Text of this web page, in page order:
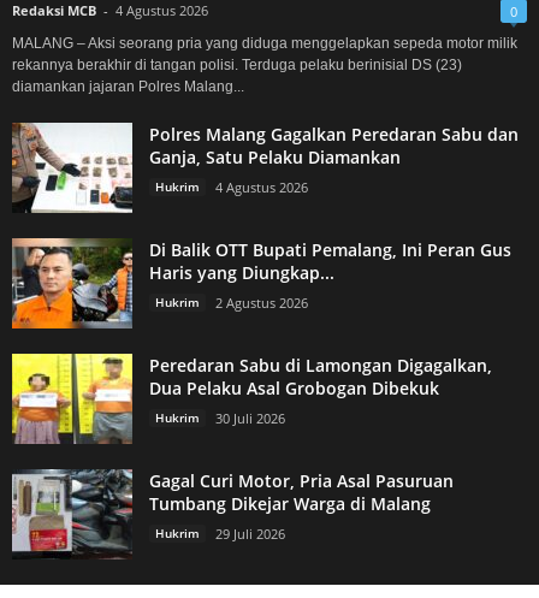
Redaksi MCB - 4 Agustus 2026 0
MALANG – Aksi seorang pria yang diduga menggelapkan sepeda motor milik
rekannya berakhir di tangan polisi. Terduga pelaku berinisial DS (23)
diamankan jajaran Polres Malang...
Polres Malang Gagalkan Peredaran Sabu dan
Ganja, Satu Pelaku Diamankan
Hukrim 4 Agustus 2026
Di Balik OTT Bupati Pemalang, Ini Peran Gus
Haris yang Diungkap...
Hukrim 2 Agustus 2026
Peredaran Sabu di Lamongan Digagalkan,
Dua Pelaku Asal Grobogan Dibekuk
Hukrim 30 Juli 2026
Gagal Curi Motor, Pria Asal Pasuruan
Tumbang Dikejar Warga di Malang
Hukrim 29 Juli 2026